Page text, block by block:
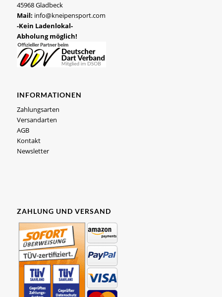
45968 Gladbeck
Mail: info@kneipensport.com
-Kein Ladenlokal-
Abholung möglich!
INFORMATIONEN
Zahlungsarten
Versandarten
AGB
Kontakt
Newsletter
ZAHLUNG UND VERSAND